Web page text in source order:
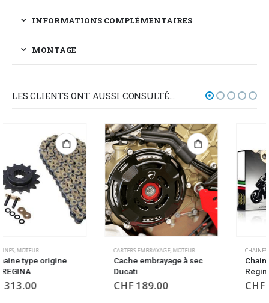
INFORMATIONS COMPLÉMENTAIRES
MONTAGE
LES CLIENTS ONT AUSSI CONSULTÉ…
CARTERS EMBRAYAGE
Cache embrayage à sec
Ducati
CHF
CHAINES,MOTEUR
Chaine couleur OR
CHF